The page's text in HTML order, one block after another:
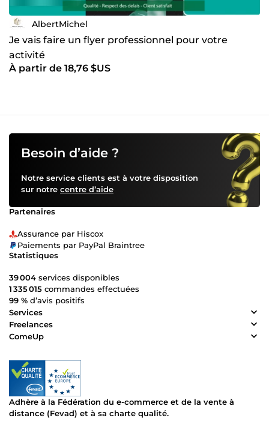
AlbertMichel
Je vais faire un flyer professionnel pour votre
activité
À partir de 18,76 $US
Besoin d’aide ?
Notre service clients est à votre disposition
sur notre centre d’aide
Partenaires
Assurance par Hiscox
Paiements par PayPal Braintree
Statistiques
39 004 services disponibles
1 335 015 commandes effectuées
99 % d’avis positifs
Services
Freelances
ComeUp
Adhère à la Fédération du e-commerce et de la vente à
distance (Fevad) et à sa charte qualité.